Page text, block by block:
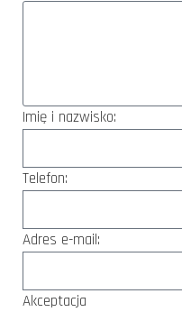
Imię i nazwisko:
Telefon:
Adres e-mail:
Akceptacja